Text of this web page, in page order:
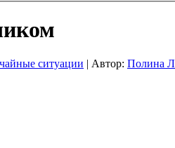
ситуации Автор: Полина